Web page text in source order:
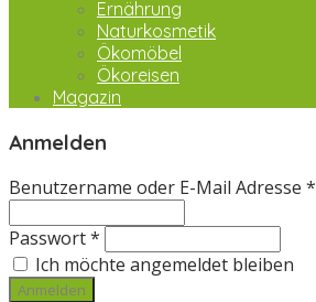
Ernährung
Naturkosmetik
Ökomöbel
Ökoreisen
Magazin
Anmelden
Benutzername oder E-Mail Adresse *
Passwort *
Ich möchte angemeldet bleiben